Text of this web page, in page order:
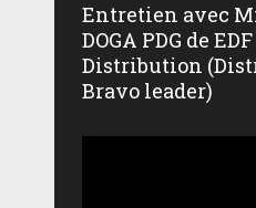
Entretien avec
DOGA PDG de
Distribution
Bravo leader)